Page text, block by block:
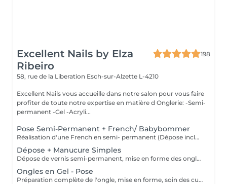
Excellent Nails by Elza
Ribeiro
198
58, rue de la Liberation Esch-sur-Alzette L-4210
Excellent Nails vous accueille dans notre salon pour vous faire
profiter de toute notre expertise en matière d Onglerie: -Semi-
permanent -Gel -Acryli...
Pose Semi-Permanent + French/ Babybommer
Réalisation d'une French en semi- permanent (Dépose inclus)
Dépose + Manucure Simples
Dépose de vernis semi-permanent, mise en forme des ongles et soin des cuticules pour des mains nettes et soignées.
Ongles en Gel - Pose
Préparation complète de l'ongle, mise en forme, soin des cuticules et pose gel chablon avec la couleur de votre choix.